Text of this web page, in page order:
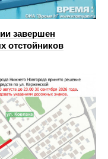
завершен
отстойников